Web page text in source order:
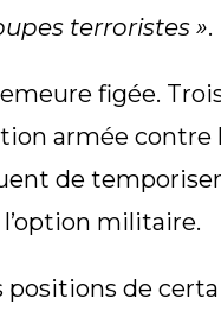
terroristes ».
figée.
armée contre
de
l’option militaire.
de